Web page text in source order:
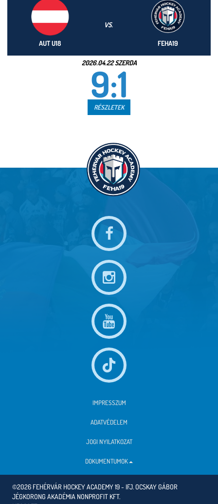
AUT U18
VS.
FEHA19
2026.04.22 SZERDA
9:1
RÉSZLETEK
IMPRESSZUM
ADATVÉDELEM
JOGI NYILATKOZAT
DOKUMENTUMOK
©2026 FEHÉRVÁR HOCKEY ACADEMY 19 - IFJ. OCSKAY GÁBOR
JÉGKORONG AKADÉMIA NONPROFIT KFT.